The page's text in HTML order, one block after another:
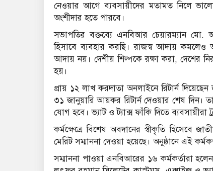
নেওয়ার আগে ব্যবসায়ীদের মতামত নিলে
অংশীদার হতে পারবে।
সভাপতির বক্তব্যে এনবিআর চেয়ারম্যান মো.
হিসাবে ব্যবহার করছি। রাজস্ব আদায় কমলেও
আদায় নয়। দেশীয় শিল্পকে রক্ষা করা, দেশের
হয়।
প্রায় ১২ লাখ করদাতা অনলাইনে রিটার্ন
৩১ জানুয়ারি আয়কর রিটার্ন দেওয়ার শেষ দিন।
যোগ হবে। ভ্যাট ও ট্যাক্স ফাঁকি দিতে
কর্মক্ষেত্রে বিশেষ অবদানের স্বীকৃতি হিসেবে
মেরিট সম্মাননা দেওয়া হয়েছে। অনুষ্ঠানে এই
সম্মাননা পাওয়া এনবিআরের ১৬ কর্মকর্তারা